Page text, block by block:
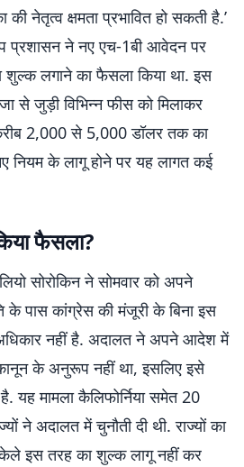
नेतृत्व क्षमता प्रभावित हो सकती है.’
प्रशासन ने नए एच-1बी आवेदन पर
शुल्क लगाने का फैसला किया था. इस
से जुड़ी विभिन्न फीस को मिलाकर
2,000 से 5,000 डॉलर तक का
नियम के लागू होने पर यह लागत कई
फैसला?
सोरोकिन ने सोमवार को अपने
के पास कांग्रेस की मंजूरी के बिना इस
नहीं है. अदालत ने अपने आदेश में
के अनुरूप नहीं था, इसलिए इसे
यह मामला कैलिफोर्निया समेत 20
ने अदालत में चुनौती दी थी. राज्यों का
इस तरह का शुल्क लागू नहीं कर